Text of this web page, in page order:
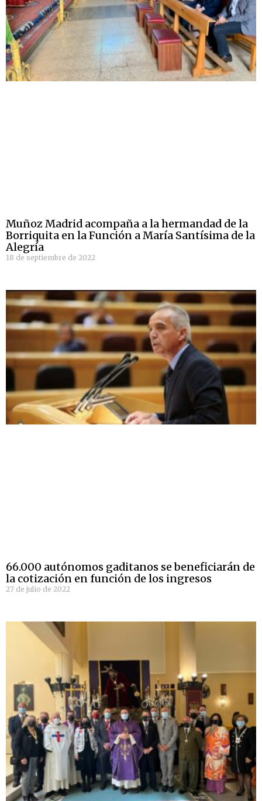
Muñoz Madrid acompaña a la hermandad de la
Borriquita en la Función a María Santísima de la
Alegría
18 de septiembre de 2022
66.000 autónomos gaditanos se beneficiarán de
la cotización en función de los ingresos
27 de julio de 2022